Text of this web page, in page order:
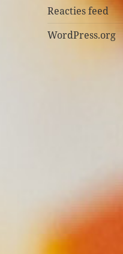
Reacties feed
WordPress.org